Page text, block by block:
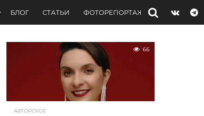
БЛОГ СТАТЬИ ФОТОРЕПОРТАЖИ ИНТЕРВЬЮ
66
АВТОРСКОЕ